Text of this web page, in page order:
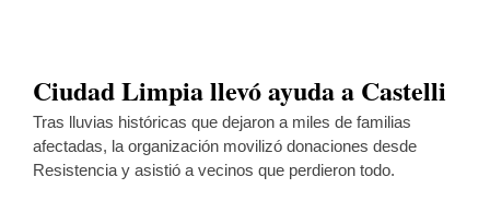
Ciudad Limpia llevó ayuda a Castelli
Tras lluvias históricas que dejaron a miles de familias
afectadas, la organización movilizó donaciones desde
Resistencia y asistió a vecinos que perdieron todo.